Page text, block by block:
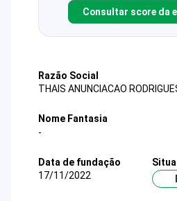
Consultar score da
Razão Social
THAIS ANUNCIACAO
Nome Fantasia
-
Data de fundação
17/11/2022